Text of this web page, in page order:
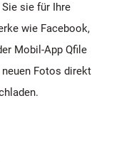
sie für Ihre
wie Facebook,
Mobil-App Qfile
Fotos direkt